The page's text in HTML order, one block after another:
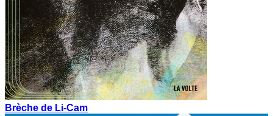
Brèche de Li-Cam